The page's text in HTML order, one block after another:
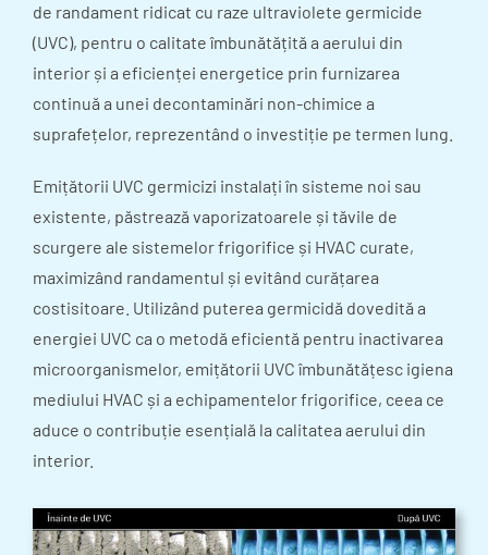
de randament ridicat cu raze ultraviolete germicide
(UVC), pentru o calitate îmbunătățită a aerului din
interior și a eficienței energetice prin furnizarea
continuă a unei decontaminări non-chimice a
suprafețelor, reprezentând o investiție pe termen lung.
Emițătorii UVC germicizi instalați în sisteme noi sau
existente, păstrează vaporizatoarele și tăvile de
scurgere ale sistemelor frigorifice și HVAC curate,
maximizând randamentul și evitând curățarea
costisitoare. Utilizând puterea germicidă dovedită a
energiei UVC ca o metodă eficientă pentru inactivarea
microorganismelor, emițătorii UVC îmbunătățesc igiena
mediului HVAC și a echipamentelor frigorifice, ceea ce
aduce o contribuție esențială la calitatea aerului din
interior.